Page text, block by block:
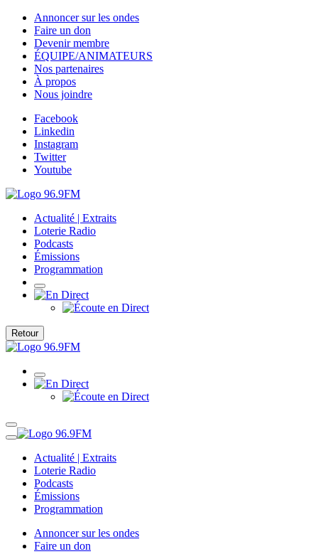
Annoncer sur les ondes
Faire un don
Devenir membre
ÉQUIPE/ANIMATEURS
Nos partenaires
À propos
Nous joindre
Facebook
Linkedin
Instagram
Twitter
Youtube
Actualité | Extraits
Loterie Radio
Podcasts
Émissions
Programmation
Retour
Actualité | Extraits
Loterie Radio
Podcasts
Émissions
Programmation
Annoncer sur les ondes
Faire un don